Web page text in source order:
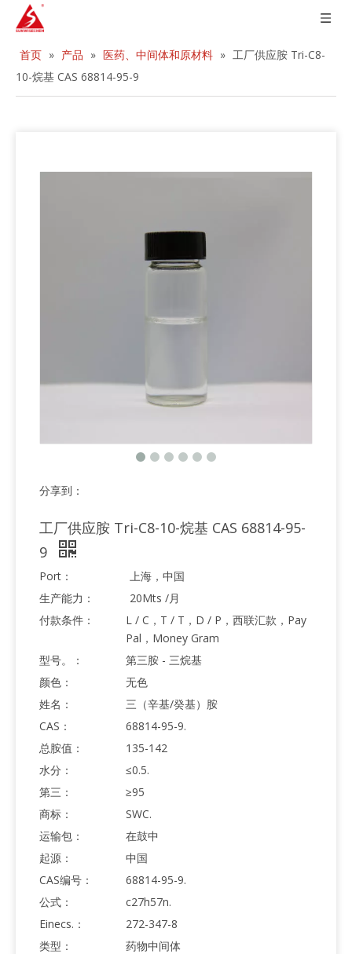
首页 » 产品 » 医药、中间体和原材料 » 工厂供应胺 Tri-C8-
10-烷基 CAS 68814-95-9
分享到：
工厂供应胺 Tri-C8-10-烷基 CAS 68814-95-
9
Port：
上海，中国
生产能力：
20Mts /月
付款条件：
L / C，T / T，D / P，西联汇款，Pay
Pal，Money Gram
型号。：
第三胺 - 三烷基
颜色：
无色
姓名：
三（辛基/癸基）胺
CAS：
68814-95-9.
总胺值：
135-142
水分：
≤0.5.
第三：
≥95
商标：
SWC.
运输包：
在鼓中
起源：
中国
CAS编号：
68814-95-9.
公式：
c27h57n.
Einecs.：
272-347-8
类型：
药物中间体